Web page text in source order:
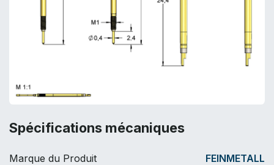
Spécifications mécaniques
Marque du Produit FEINMETALL